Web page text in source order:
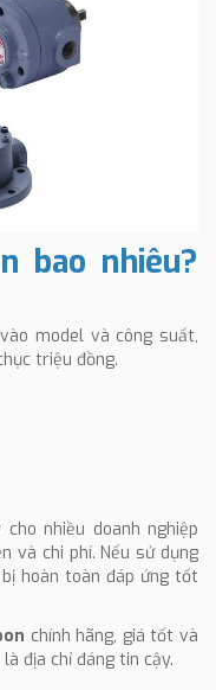
bao nhiêu?
model và công suất,
triệu đồng.
nhiều doanh nghiệp
và chi phí. Nếu sử dụng
hoàn toàn đáp ứng tốt
chính hãng, giá tốt và
là địa chỉ đáng tin cậy.